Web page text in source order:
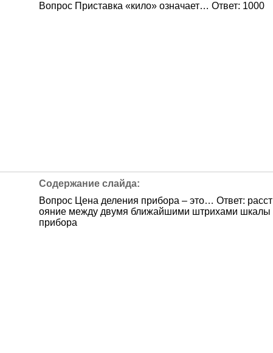
Вопрос Приставка «кило» означает… Ответ: 1000
Вопрос Цена деления прибора – это… Ответ: расст
ояние между двумя ближайшими штрихами шкалы
прибора